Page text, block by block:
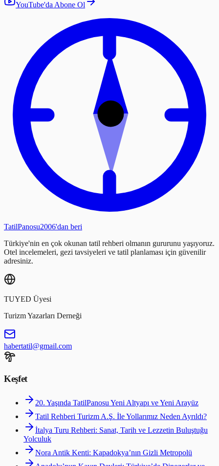
YouTube'da Abone Ol
TatilPanosu2006'dan beri
Türkiye'nin en çok okunan tatil rehberi olmanın gururunu yaşıyoruz.
Otel incelemeleri, gezi tavsiyeleri ve tatil planlaması için güvenilir
adresiniz.
TUYED Üyesi
Turizm Yazarları Derneği
habertatil@gmail.com
Keşfet
20. Yaşında TatilPanosu Yeni Altyapı ve Yeni Arayüz
Tatil Rehberi Turizm A.Ş. İle Yollarımız Neden Ayrıldı?
İtalya Turu Rehberi: Sanat, Tarih ve Lezzetin Buluştuğu
Yolculuk
Nora Antik Kenti: Kapadokya’nın Gizli Metropolü